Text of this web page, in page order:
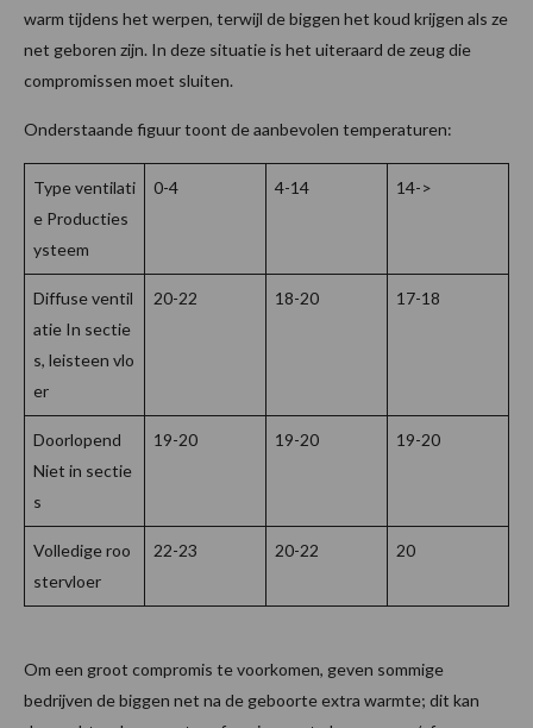
warm tijdens het werpen, terwijl de biggen het koud krijgen als ze
net geboren zijn. In deze situatie is het uiteraard de zeug die
compromissen moet sluiten.
Onderstaande figuur toont de aanbevolen temperaturen:
Type ventilati
e Producties
ysteem
0-4 4-14 14->
Diffuse ventil
atie In sectie
s, leisteen vlo
er
20-22 18-20 17-18
Doorlopend
Niet in sectie
s
19-20 19-20 19-20
Volledige roo
stervloer
22-23 20-22 20
Om een groot compromis te voorkomen, geven sommige
bedrijven de biggen net na de geboorte extra warmte; dit kan